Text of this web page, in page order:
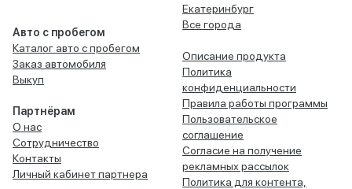
Авто с пробегом
Каталог авто с пробегом
Заказ автомобиля
Выкуп
Партнёрам
О нас
Сотрудничество
Контакты
Личный кабинет партнера
Екатеринбург
Все города
Описание продукта
Политика
конфиденциальности
Правила работы программы
Пользовательское
соглашение
Согласие на получение
рекламных рассылок
Политика для контента,